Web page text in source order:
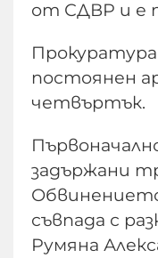
от СДВР и е
постоянен
четвъртък.
задържани
съвпада с
Румяна